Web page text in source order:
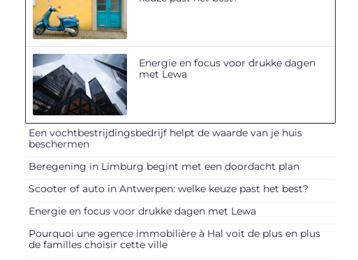
Energie en focus voor drukke dagen
met Lewa
Een vochtbestrijdingsbedrijf helpt de waarde van je huis
beschermen
Beregening in Limburg begint met een doordacht plan
Scooter of auto in Antwerpen: welke keuze past het best?
Energie en focus voor drukke dagen met Lewa
Pourquoi une agence immobilière à Hal voit de plus en plus
de familles choisir cette ville